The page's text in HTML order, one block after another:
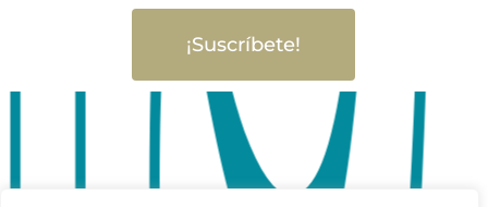
¡Suscríbete!